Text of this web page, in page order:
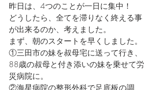
昨日は、4つのことが一日に集中！
どうしたら、全てを滞りなく終える事
が出来るのか、考えました。
まず、朝のスタートを早くしました。
①三田市の妹を叔母宅に送って行き、
88歳の叔母と付き添いの妹を乗せて労
災病院に。
②海星病院の整形外科で足底板の調